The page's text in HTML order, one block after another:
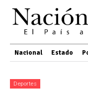
Nacional Estado
Deportes